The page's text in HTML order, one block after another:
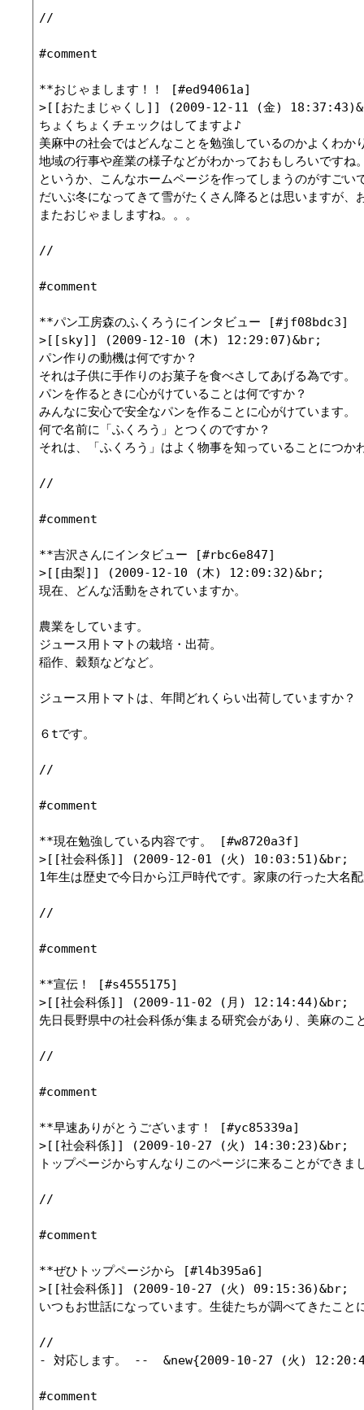
//
#comment
**おじゃまします！！ [#ed94061a]
>[[おたまじゃくし]] (2009-12-11 (金)
ちょくちょくチェックはしてますよ♪
美麻中の社会ではどんなことを勉強しているのかよくわか
地域の行事や産業の様子などがわかっておもしろいですね
というか、こんなホームページを作ってしまうのがすごい
だいぶ冬になってきて雪がたくさん降るとは思いますが、
またおじゃましますね。。。
//
#comment
**パン工房森のふくろうにインタビュー [#jf08bdc3]
>[[sky]] (2009-12-10 (木) 12:29:07)&br;
パン作りの動機は何ですか？
それは子供に手作りのお菓子を食べさしてあげる為です。
パンを作るときに心がけていることは何ですか？
みんなに安心で安全なパンを作ることに心がけています。
何で名前に「ふくろう」とつくのですか？
それは、「ふくろう」はよく物事を知っていることにつか
//
#comment
**吉沢さんにインタビュー [#rbc6e847]
>[[由梨]] (2009-12-10 (木) 12:09:32)&br;
現在、どんな活動をされていますか。
農業をしています。
ジュース用トマトの栽培・出荷。
稲作、穀類などなど。
ジュース用トマトは、年間どれくらい出荷していますか？
６tです。
//
#comment
**現在勉強している内容です。 [#w8720a3f]
>[[社会科係]] (2009-12-01 (火) 10:03:51)&br;
1年生は歴史で今日から江戸時代です。家康の行った大
//
#comment
**宣伝！ [#s4555175]
>[[社会科係]] (2009-11-02 (月) 12:14:44)&br;
先日長野県中の社会科係が集まる研究会があり、美麻の
//
#comment
**早速ありがとうございます！ [#yc85339a]
>[[社会科係]] (2009-10-27 (火) 14:30:23)&br;
トップページからすんなりこのページに来ることができ
//
#comment
**ぜひトップページから [#l4b395a6]
>[[社会科係]] (2009-10-27 (火) 09:15:36)&br;
いつもお世話になっています。生徒たちが調べてきたこ
//
- 対応します。 --  &new{2009-10-27 (火)
#comment